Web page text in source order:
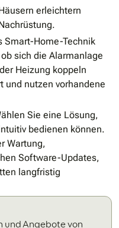
erleichtern
Smart-Home-Technik
sich die Alarmanlage
Heizung koppeln
und nutzen vorhandene
Sie eine Lösung,
bedienen können.
Wartung,
Software-Updates,
langfristig
und Angebote von